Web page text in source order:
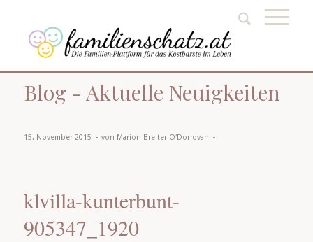
Blog - Aktuelle Neuigkeiten
15. November 2015 - von Marion Breiter-O'Donovan -
klvilla-kunterbunt-
905347_1920